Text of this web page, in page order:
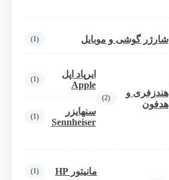
شارژر گوشی و موبایل (1)
هندزفری و
هدفون
(2)
ایرپاد اپل
Apple
(1)
سنهایزر
Sennheiser
(1)
مانیتور HP (1)